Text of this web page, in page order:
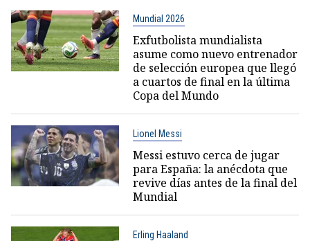
Mundial 2026
Exfutbolista mundialista
asume como nuevo entrenador
de selección europea que llegó
a cuartos de final en la última
Copa del Mundo
Lionel Messi
Messi estuvo cerca de jugar
para España: la anécdota que
revive días antes de la final del
Mundial
Erling Haaland